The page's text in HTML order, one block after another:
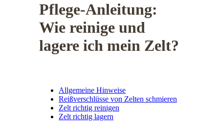
Pflege-Anleitung:
Wie reinige und
lagere ich mein Zelt?
Allgemeine Hinweise
Reißverschlüsse von Zelten schmieren
Zelt richtig reinigen
Zelt richtig lagern